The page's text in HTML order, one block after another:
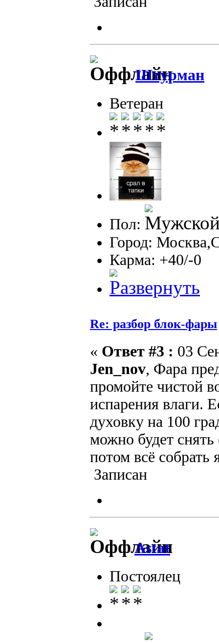
Штурман
Ветеран
Пол:
Город:
Карма: +40/-0
Re: разбор блок-фары
« Ответ #3 : 03
Jen_nov, Фара
промойте чистой
испарения влаги.
духовку на 100
можно будет
потом всё собрать
Записан
Astat
Постоялец